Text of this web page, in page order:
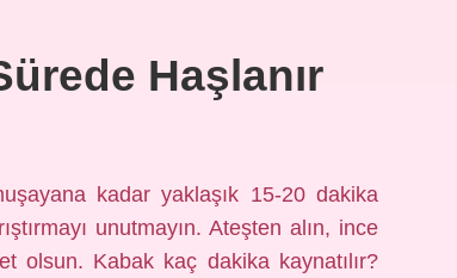
Haşlanır
kadar yaklaşık 15-20 dakika
unutmayın. Ateşten alın, ince
olsun. Kabak kaç dakika kaynatılır?